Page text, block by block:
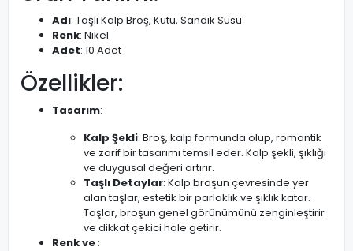
Adı: Taşlı Kalp Broş, Kutu, Sandık Süsü
Renk: Nikel
Adet: 10 Adet
Özellikler:
Tasarım:
Kalp Şekli: Broş, kalp formunda olup, romantik
ve zarif bir tasarımı temsil eder. Kalp şekli, şıklığı
ve duygusal değeri artırır.
Taşlı Detaylar: Kalp broşun çevresinde yer
alan taşlar, estetik bir parlaklık ve şıklık katar.
Taşlar, broşun genel görünümünü zenginleştirir
ve dikkat çekici hale getirir.
Renk ve :